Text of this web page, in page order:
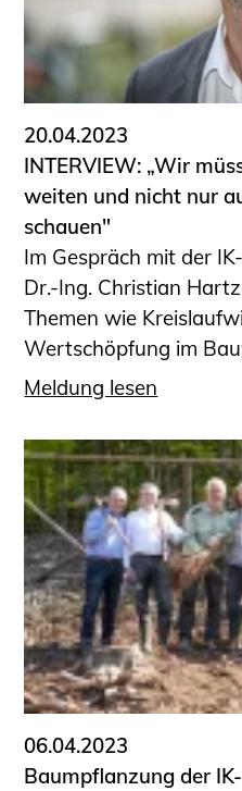
Wissenswertes für
Wettbewerbe für
BLING.BLING.
Kammer Newsletter
Presse
Kontakt und Anfahrt
Impressum
Datenschutz
Ingenieurakademie
20.04.2023
INTERVIEW: „Wir
weiten und nicht nur
schauen"
Im Gespräch mit der
Dr.-Ing. Christian
Themen wie
Wertschöpfung im
Meldung lesen
06.04.2023
Baumpflanzung der